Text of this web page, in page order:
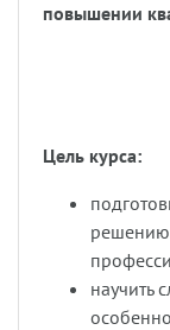
повышении
Цель курса:
решению
научить